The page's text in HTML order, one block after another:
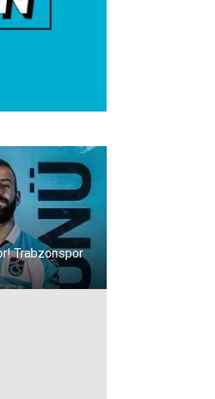
Trabzonspor